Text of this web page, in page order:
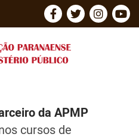
da APMP
cursos de